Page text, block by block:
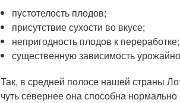
пустотелость плодов;
присутствие сухости во вкусе;
непригодность плодов к переработке;
существенную зависимость
Так, в средней полосе нашей страны
чуть севернее она способна